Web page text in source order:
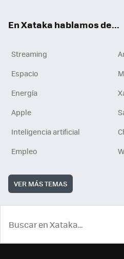
En Xataka hablamos de...
Streaming
Espacio
Energía
Apple
Inteligencia artificial
Empleo
VER MÁS TEMAS